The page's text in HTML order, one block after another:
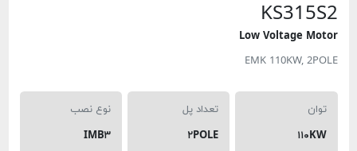
Low Voltage
EMK 110KW,
۱۱۰KW
تعداد پل
۲POLE
نوع نصب
IMB۳